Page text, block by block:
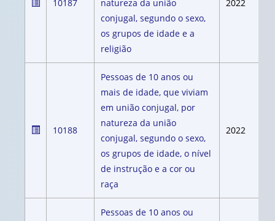
10187
natureza da união
conjugal, segundo o sexo,
os grupos de idade e a
religião
2022
10188
Pessoas de 10 anos ou
mais de idade, que viviam
em união conjugal, por
natureza da união
conjugal, segundo o sexo,
os grupos de idade, o nível
de instrução e a cor ou
raça
2022
Pessoas de 10 anos ou